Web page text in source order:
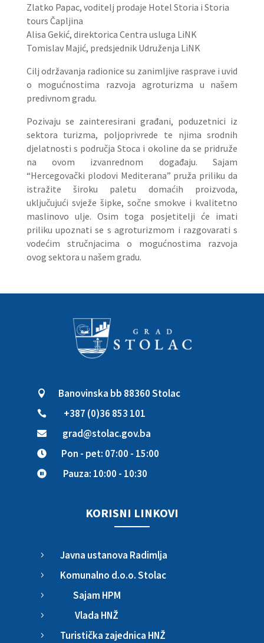
Zlatko Papac, voditelj prodaje Hotel Storia i Storia
tours Čapljina
Alisa Gekić, direktorica Centra usluga LiNK
Tomislav Majić, predsjednik Udruženja LiNK
Cilj održavanja radionice su zanimljive rasprave i uvid
o mogućnostima razvoja agroturizma u našem
predivnom gradu.
Pozivaju se zainteresirani građani, poduzetnici iz
sektora turizma, poljoprivrede te njima srodnih
djelatnosti s područja Stoca i okoline da se pridruže
na ovom izvanrednom događaju. Sajam
“Hercegovački plodovi Mediterana” pruža priliku da
istražite široku paletu domaćih proizvoda,
uključujući svježe šipke, sočne smokve i kvalitetno
maslinovo ulje. Osim toga posjetitelji će imati
priliku upoznati se s agroturizmom i razgovarati s
vodećim stručnjacima o mogućnostima razvoja
ovog sektora u našem gradu.
 Banovinska bb 88360 Stolac
 +387 (0)36 853 101
 grad@stolac.gov.ba
 Pon - pet: 07:00 - 15:00
 Pauza: 10:00 - 10:30
KORISNI LINKOVI
5 Javna ustanova Radimlja
5 Komunalno d.o.o. Stolac
5 Sajam HPM
5 Vlada HNŽ
5 Turistička zajednica HNŽ